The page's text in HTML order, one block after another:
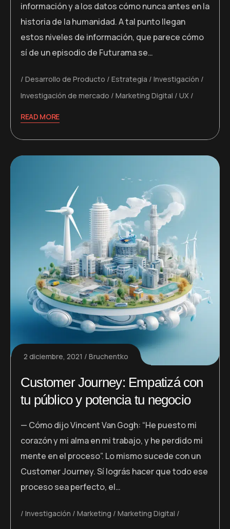
información y a los datos cómo nunca antes en la
historia de la humanidad. A tal punto llegan
estos niveles de información, que parece cómo
sí de un episodio de Futurama se…
Desarrollo de Producto Estrategia
Investigación
Investigación de mercado
Marketing Digital UX
READ MORE
2 diciembre, 2021 Bruchentko
Customer Journey: Empatizá con
tu público y potencia tu negocio
— Cómo dijo Vincent Van Gogh: “He puesto mi
corazón y mi alma en mi trabajo, y he perdido mi
mente en el proceso”. Lo mismo sucede con un
Customer Journey. Sí lográs hacer que todo ese
proceso sea perfecto, el…
Investigación Marketing Marketing Digital